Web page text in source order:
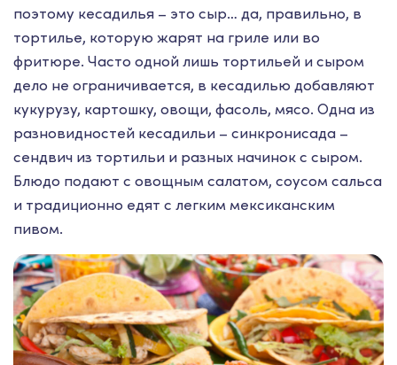
поэтому кесадилья – это сыр… да, правильно, в
тортилье, которую жарят на гриле или во
фритюре. Часто одной лишь тортильей и сыром
дело не ограничивается, в кесадилью добавляют
кукурузу, картошку, овощи, фасоль, мясо. Одна из
разновидностей кесадильи – синкронисада –
сендвич из тортильи и разных начинок с сыром.
Блюдо подают с овощным салатом, соусом сальса
и традиционно едят с легким мексиканским
пивом.